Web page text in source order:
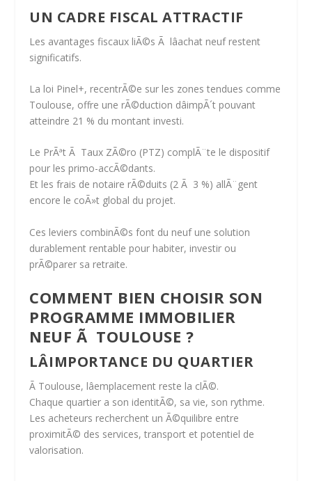
UN CADRE FISCAL ATTRACTIF
Les avantages fiscaux liÃ©s Ã lâachat neuf restent
significatifs.
La loi Pinel+, recentrÃ©e sur les zones tendues comme
Toulouse, offre une rÃ©duction dâimpÃ´t pouvant
atteindre 21 % du montant investi.
Le PrÃªt Ã Taux ZÃ©ro (PTZ) complÃ¨te le dispositif
pour les primo-accÃ©dants.
Et lesfrais de notaire rÃ©duits (2 Ã 3 %) allÃ¨gent
encore le coÃ»t global du projet.
Ces leviers combinÃ©s font du neuf une solution
durablement rentable pour habiter, investir ou
prÃ©parer sa retraite.
COMMENT BIEN CHOISIR SON
PROGRAMME IMMOBILIER
NEUF Ã TOULOUSE ?
LÂIMPORTANCE DU QUARTIER
Ã Toulouse, lâemplacement reste la clÃ©.
Chaque quartier a son identitÃ©, sa vie, son rythme.
Les acheteurs recherchent un Ã©quilibre entre
proximitÃ© des services, transport et potentiel de
valorisation.